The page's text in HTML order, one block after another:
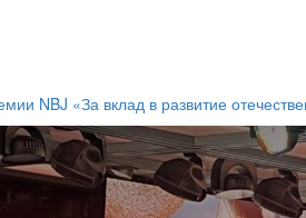
NBJ «За вклад в развитие